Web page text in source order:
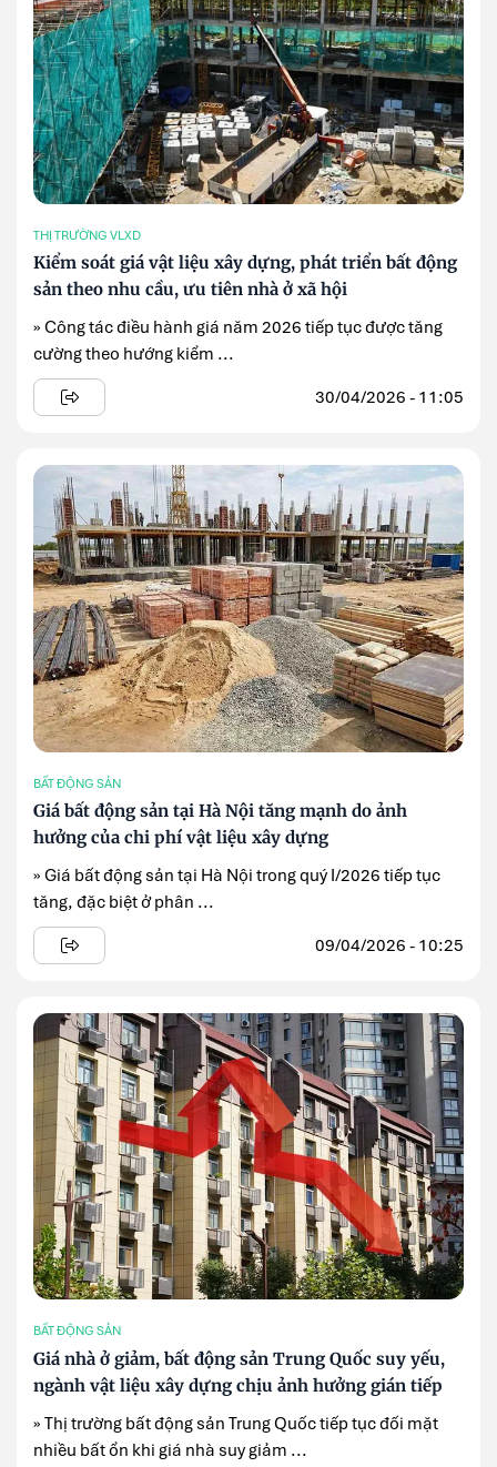
THỊ TRƯỜNG VLXD
Kiểm soát giá vật liệu xây dựng, phát triển bất động
sản theo nhu cầu, ưu tiên nhà ở xã hội
» Công tác điều hành giá năm 2026 tiếp tục được tăng
cường theo hướng kiểm ...
30/04/2026 - 11:05
BẤT ĐỘNG SẢN
Giá bất động sản tại Hà Nội tăng mạnh do ảnh
hưởng của chi phí vật liệu xây dựng
» Giá bất động sản tại Hà Nội trong quý I/2026 tiếp tục
tăng, đặc biệt ở phân ...
09/04/2026 - 10:25
BẤT ĐỘNG SẢN
Giá nhà ở giảm, bất động sản Trung Quốc suy yếu,
ngành vật liệu xây dựng chịu ảnh hưởng gián tiếp
» Thị trường bất động sản Trung Quốc tiếp tục đối mặt
nhiều bất ổn khi giá nhà suy giảm ...